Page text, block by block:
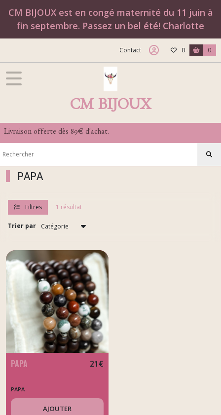
CM BIJOUX est en congé maternité du 11 juin à
fin septembre. Passez un bel été! Charlotte
Contact 0 0
CM BIJOUX
Livraison offerte dès 89€ d'achat.
PAPA
Filtres 1 résultat
Trier par
PAPA 21€
PAPA
AJOUTER
Fermer
Tous
les
produits
Les
Nouveautés
Les
personnalisables
Simone
(13)
(5)
PAPA
Afficher
les
résultats